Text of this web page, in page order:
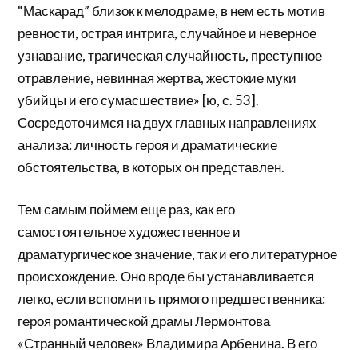
“Маскарад” близок к мелодраме, в нем есть мотив
ревности, острая интрига, случайное и неверное
узнавание, трагическая случайность, преступное
отравление, невинная жертва, жестокие муки
убийцы и его сумасшествие» [ю, с. 53].
Сосредоточимся на двух главных направлениях
анализа: личность героя и драматические
обстоятельства, в которых он представлен.
Тем самым поймем еще раз, как его
самостоятельное художественное и
драматургическое значение, так и его литературное
происхождение. Оно вроде бы устанавливается
легко, если вспомнить прямого предшественника:
героя романтической драмы Лермонтова
«Странный человек» Владимира Арбенина. В его